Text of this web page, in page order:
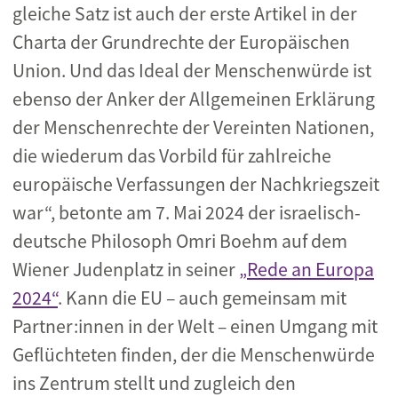
gleiche Satz ist auch der erste Artikel in der
Charta der Grundrechte der Europäischen
Union. Und das Ideal der Menschenwürde ist
ebenso der Anker der Allgemeinen Erklärung
der Menschenrechte der Vereinten Nationen,
die wiederum das Vorbild für zahlreiche
europäische Verfassungen der Nachkriegszeit
war“, betonte am 7. Mai 2024 der israelisch-
deutsche Philosoph Omri Boehm auf dem
Wiener Judenplatz in seiner„Rede an Europa
2024“. Kann die EU – auch gemeinsam mit
Partner:innen in der Welt – einen Umgang mit
Geflüchteten finden, der die Menschenwürde
ins Zentrum stellt und zugleich den